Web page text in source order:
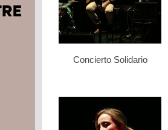
Concierto Solidario